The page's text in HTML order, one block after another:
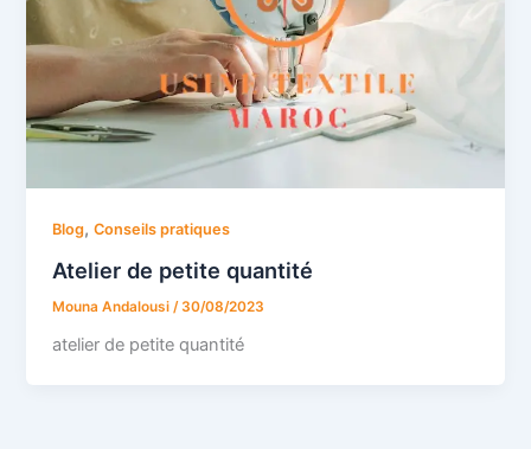
Blog,Conseils pratiques
Atelier de petite quantité
Mouna Andalousi / 30/08/2023
atelier de petite quantité